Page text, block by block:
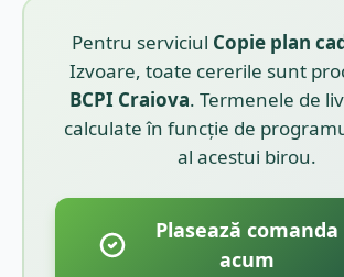
Pentru serviciul Copie plan
Izvoare, toate cererile sunt
BCPI Craiova. Termenele de
calculate în funcție de
al acestui birou.
Plasează comanda
acum